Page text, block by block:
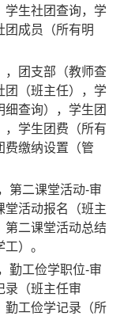
学生社团查询，学
团成员（所有明
，团支部（教师查
团（班主任），学
查询），学生团
，学生团费（所有
费缴纳设置（管
第二课堂活动-审
堂活动报名（班主
第二课堂活动总结
）。
勤工俭学职位-审
录（班主任审
勤工俭学记录（所